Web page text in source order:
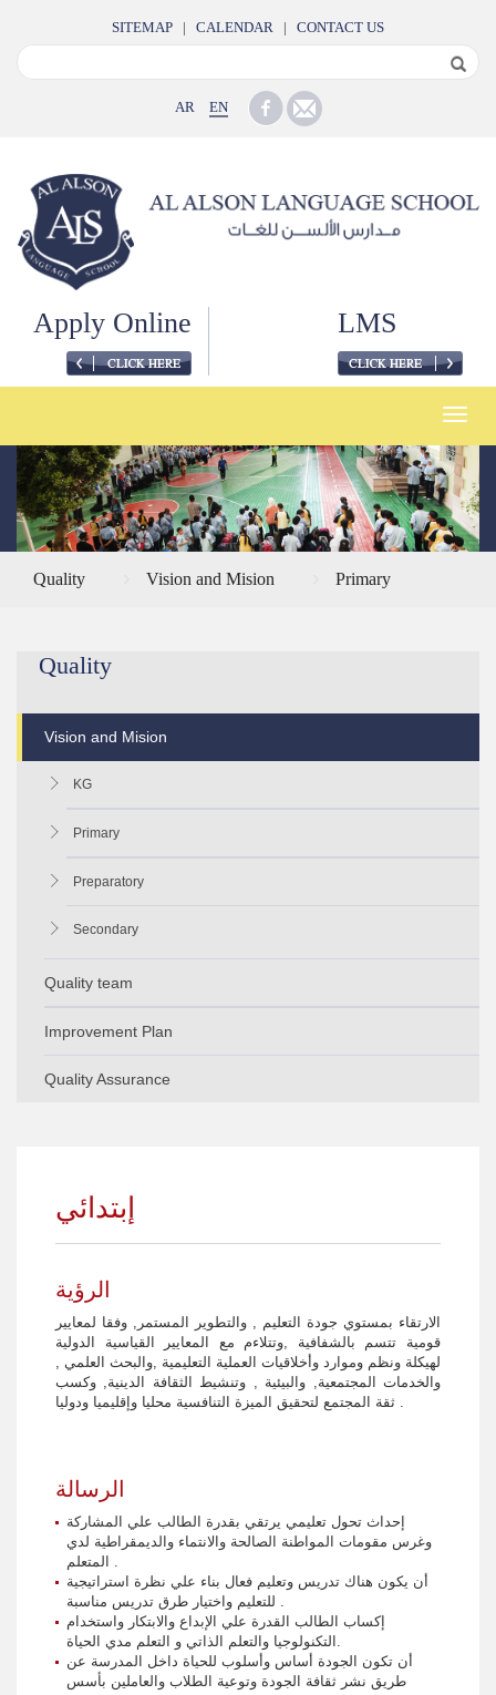
SITEMAP | CALENDAR | CONTACT US
AR EN
Apply Online LMS
Toggle
Quality Vision and Mision Primary
Quality
Vision and Mision
KG
Primary
Preparatory
Secondary
Quality team
Improvement Plan
Improvement Plan-General
Improvement plan - Secondary
Quality Assurance
Quality Assurance -Preparatory
إبتدائي
الرؤية
الارتقاء بمستوي جودة التعليم , والتطوير المستمر, وفقا لمعايير
قومية تتسم بالشفافية ,وتتلاءم مع المعايير القياسية الدولية
لهيكلة ونظم وموارد وأخلاقيات العملية التعليمية ,والبحث العلمي ,
والخدمات المجتمعية, والبيئية , وتنشيط الثقافة الدينية, وكسب
الرسالة
إحداث تحول تعليمي يرتقي بقدرة الطالب علي المشاركة
وغرس مقومات المواطنة الصالحة والانتماء والديمقراطية لدي
أن يكون هناك تدريس وتعليم فعال بناء علي نظرة استراتيجية
إكساب الطالب القدرة علي الإبداع والابتكار واستخدام
أن تكون الجودة أساس وأسلوب للحياة داخل المدرسة عن
طريق نشر ثقافة الجودة وتوعية الطلاب والعاملين بأسس